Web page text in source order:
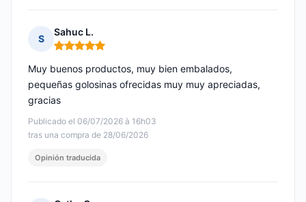
S
Sahuc L.
Nota: 5 de 5
Publicado el 06/07/2026 à 16h03
tras una compra de 28/06/2026
Muy buenos productos, muy bien embalados,
pequeñas golosinas ofrecidas muy muy apreciadas,
gracias
Opinión traducida